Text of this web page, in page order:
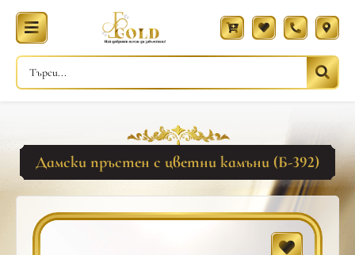
Дамски пръстен с цветни камъни (Б-392)